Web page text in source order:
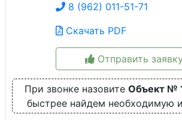
8 (962) 011-51-71
Скачать PDF
Отправить заявку
При звонке назовите Объект №
быстрее найдем необходимую